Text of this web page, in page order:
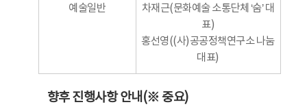
예술일반
차재근(문화예술 소통단체 ‘숨’ 대
표)
홍선영((사)공공정책연구소 나눔
대표)
향후 진행사항 안내(※ 중요)